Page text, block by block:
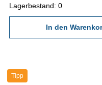
Tasten - Messsystem mit 3 V -
Datenausgang RB5 -
Behältnis/Kasten (dient nur
Transport!) Genauigkeit
Lagerbestand: 0
In den
Tipp